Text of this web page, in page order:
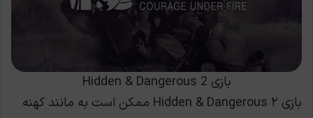
بازی Hidden & Dangerous 2
بازی Hidden & Dangerous ۲ ممکن است به مانند کهنه